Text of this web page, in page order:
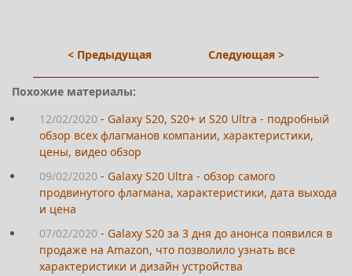
< Предыдущая Следующая >
Похожие материалы:
12/02/2020 - Galaxy S20, S20+ и S20 Ultra - подробный
обзор всех флагманов компании, характеристики,
цены, видео обзор
09/02/2020 - Galaxy S20 Ultra - обзор самого
продвинутого флагмана, характеристики, дата выхода
и цена
07/02/2020 - Galaxy S20 за 3 дня до анонса появился в
продаже на Amazon, что позволило узнать все
характеристики и дизайн устройства